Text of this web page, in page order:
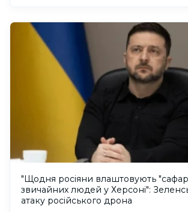
"Щодня росіяни влаштовують
звичайних людей у Херсоні":
атаку російського дрона